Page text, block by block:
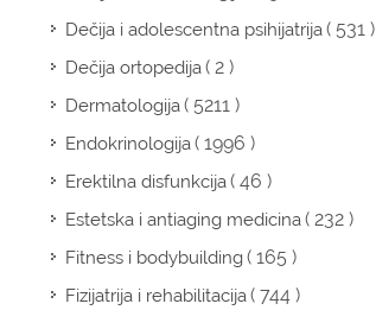
Dečija i adolescentna psihijatrija( 531 )
Dečija ortopedija( 2 )
Dermatologija( 5211 )
Endokrinologija( 1996 )
Erektilna disfunkcija( 46 )
Estetska i antiaging medicina( 232 )
Fitness i bodybuilding( 165 )
Fizijatrija i rehabilitacija( 744 )